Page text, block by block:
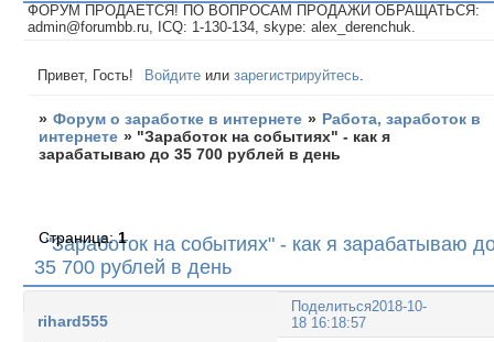
ФОРУМ ПРОДАЕТСЯ! ПО ВОПРОСАМ ПРОДАЖИ ОБРАЩАТЬСЯ:
admin@forumbb.ru, ICQ: 1-130-134, skype: alex_derenchuk.
Привет, Гость! Войдите илизарегистрируйтесь
» Форум о заработке в интернете » Работа, заработок в
интернете » "Заработок на событиях" - как я
зарабатываю до 35 700 рублей в день
"Заработок на событиях" - как я зарабатываю
35 700 рублей в день
Страница:1
Поделиться2018-10-
18 16:18:57
rihard555